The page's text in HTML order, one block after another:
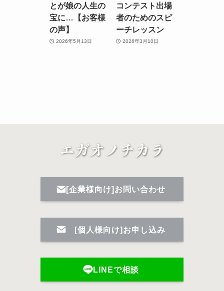
とが娘の人生の
宝に…【お客様
の声】
2026年5月13日
コンテスト出場
者のためのスピ
ーチレッスン
2026年3月10日
[企業様向け]お問い合わせ
[個人様向け]お申し込み
LINEで相談